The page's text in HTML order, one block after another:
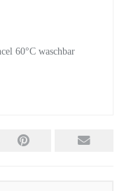
60°C waschbar